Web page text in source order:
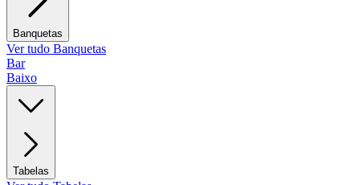
Banquetas
Ver tudo Banquetas
Bar
Baixo
Tabelas